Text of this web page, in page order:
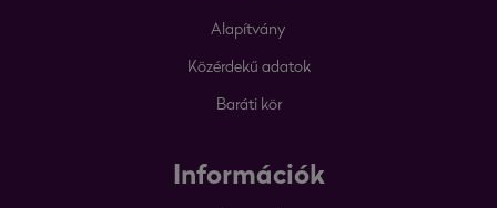
Alapítvány
Közérdekű adatok
Baráti kör
Információk